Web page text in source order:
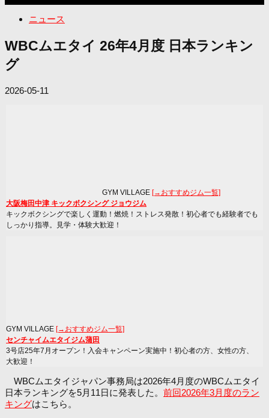
ニュース
WBCムエタイ 26年4月度 日本ランキン
グ
2026-05-11
GYM VILLAGE [→おすすめジム一覧]
大阪梅田中津 キックボクシング ジョウジム
キックボクシングで楽しく運動！燃焼！ストレス発散！初心者でも経験者でも
しっかり指導。見学・体験大歓迎！
GYM VILLAGE [→おすすめジム一覧]
センチャイムエタイジム蒲田
3号店25年7月オープン！入会キャンペーン実施中！初心者の方、女性の方、
大歓迎！
WBCムエタイジャパン事務局は2026年4月度のWBCムエタイ
日本ランキングを5月11日に発表した。 前回2026年3月度のラン
キングはこちら。